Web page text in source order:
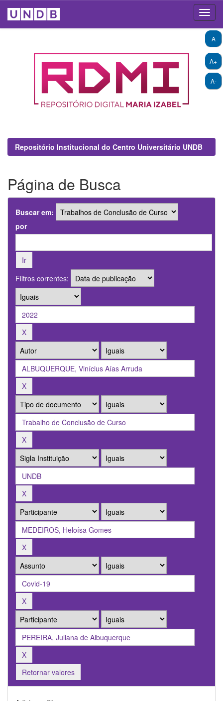
A+
A-
A
Repositório Institucional do Centro Universitário UNDB
Página de Busca
Buscar em:
por
Filtros correntes:
Retornar valores